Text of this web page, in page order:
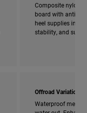
Composite nylon-
board with anti-
heel supplies
stability, and
Offroad Variation
Waterproof